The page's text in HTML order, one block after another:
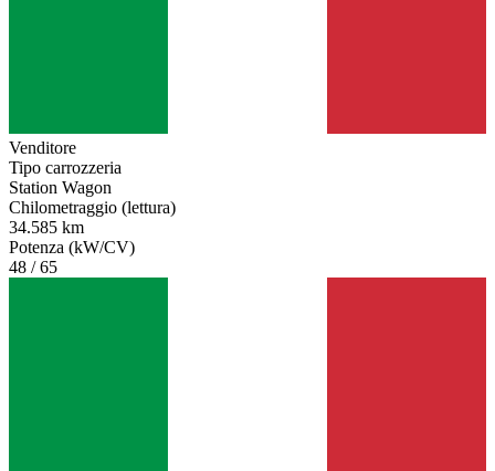
Venditore
Tipo carrozzeria
Station Wagon
Chilometraggio (lettura)
34.585 km
Potenza (kW/CV)
48 / 65